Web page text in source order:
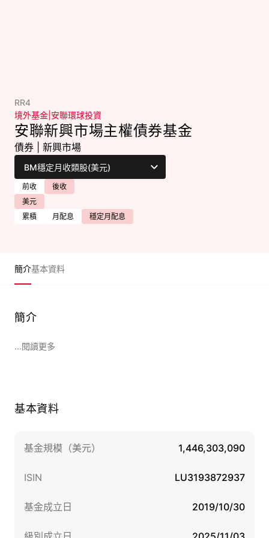
RR4
境外基金 安聯環球投資
安聯新興市場主權債券基金
債券 新興市場
前收
後收
美元
累積
月配息 穩定月配息
簡介基本資料
簡介
...閱讀更多
基本資料
基金規模（美元） 1,446,303,090
ISIN LU3193872937
基金成立日 2019/10/30